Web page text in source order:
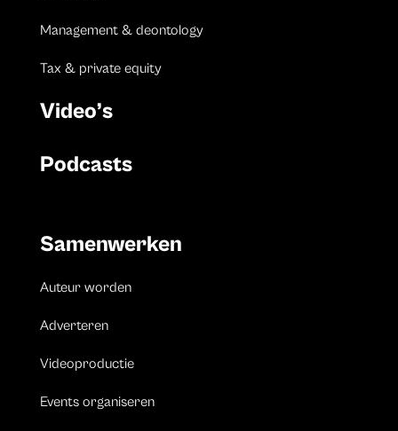
Management & deontology
Tax & private equity
Video’s
Podcasts
Samenwerken
Auteur worden
Adverteren
Videoproductie
Events organiseren